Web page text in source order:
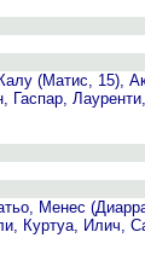
(Матис, 15),
Менес
Куртуа, Илич,